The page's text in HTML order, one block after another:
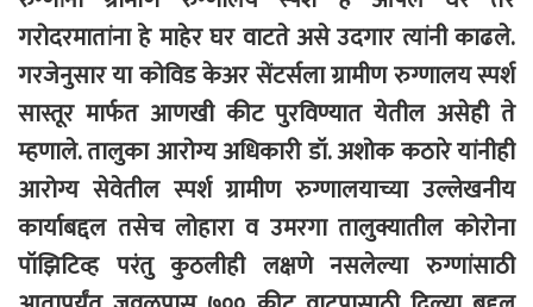
गरोदरमातांना हे माहेर घर वाटते असे उदगार त्यांनी काढले.
गरजेनुसार या कोविड केअर सेंटर्सला ग्रामीण रुग्णालय स्पर्श
सास्तूर मार्फत आणखी कीट पुरविण्यात येतील असेही ते
म्हणाले. तालुका आरोग्य अधिकारी डॉ. अशोक कठारे यांनीही
आरोग्य सेवेतील स्पर्श ग्रामीण रुग्णालयाच्या उल्लेखनीय
कार्याबद्दल तसेच लोहारा व उमरगा तालुक्यातील कोरोना
पॉझिटिव्ह परंतु कुठलीही लक्षणे नसलेल्या रुग्णांसाठी